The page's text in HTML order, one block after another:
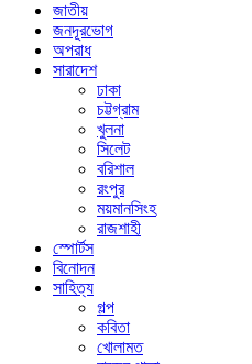
জাতীয়
জনদূরভোগ
অপরাধ
সারাদেশ
ঢাকা
চট্টগ্রাম
খুলনা
সিলেট
বরিশাল
রংপুর
ময়মানসিংহ
রাজশাহী
স্পোর্টস
বিনোদন
সাহিত্য
গল্প
কবিতা
খোলামত